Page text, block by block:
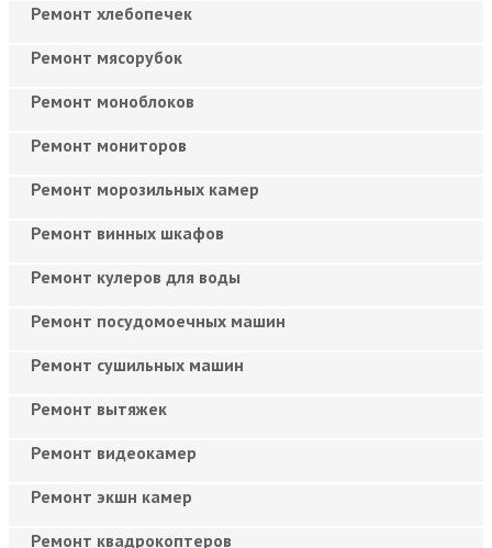
Ремонт хлебопечек
Ремонт мясорубок
Ремонт моноблоков
Ремонт мониторов
Ремонт морозильных камер
Ремонт винных шкафов
Ремонт кулеров для воды
Ремонт посудомоечных машин
Ремонт сушильных машин
Ремонт вытяжек
Ремонт видеокамер
Ремонт экшн камер
Ремонт квадрокоптеров